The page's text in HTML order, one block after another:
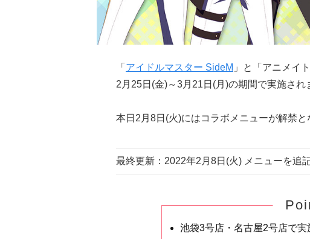
「 アイドルマスター SideM 」と「アニメイト
2月25日(金)～3月21日(月)の期間で実施され
本日2月8日(火)にはコラボメニューが解禁と
最終更新：2022年2月8日(火) メニューを追
池袋3号店・名古屋2号店で実